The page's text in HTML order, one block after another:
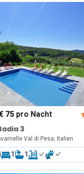
75 pro Nacht
3
Val di Pesa, Italien
1 1